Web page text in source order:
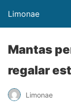
Limonae
Mantas
regalar
Limonae